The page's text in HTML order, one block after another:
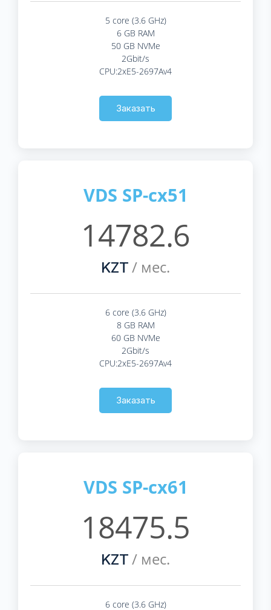
5 core (3.6 GHz)
6 GB RAM
50 GB NVMe
2Gbit/s
CPU:2xE5-2697Av4
Заказать
VDS SP-cx51
14782.6
KZT / мес.
6 core (3.6 GHz)
8 GB RAM
60 GB NVMe
2Gbit/s
CPU:2xE5-2697Av4
Заказать
VDS SP-cx61
18475.5
KZT / мес.
6 core (3.6 GHz)